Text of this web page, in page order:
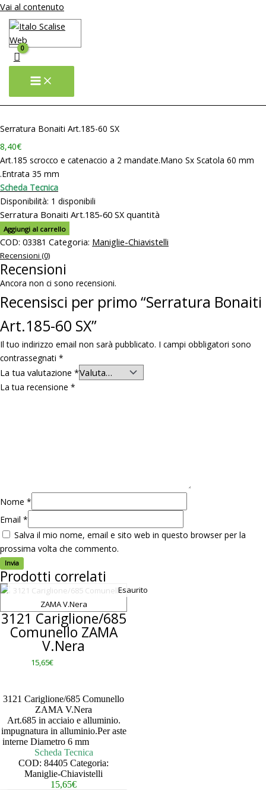
Vai al contenuto
Serratura Bonaiti Art.185-60 SX
8,40€
Art.185 scrocco e catenaccio a 2 mandate.Mano Sx Scatola 60 mm
.Entrata 35 mm
Scheda Tecnica
Disponibilità: 1 disponibili
Serratura Bonaiti Art.185-60 SX quantità
Aggiungi al carrello
COD: 03381 Categoria: Maniglie-Chiavistelli
Recensioni (0)
Recensioni
Ancora non ci sono recensioni.
Recensisci per primo “Serratura Bonaiti
Art.185-60 SX”
Il tuo indirizzo email non sarà pubblicato. I campi obbligatori sono
contrassegnati *
La tua valutazione *
La tua recensione *
Nome *
Email *
Salva il mio nome, email e sito web in questo browser per la
prossima volta che commento.
Prodotti correlati
Esaurito
3121 Cariglione/685
Comunello ZAMA
V.Nera
15,65€
3121 Cariglione/685 Comunello
ZAMA V.Nera
Art.685 in acciaio e alluminio.
impugnatura in alluminio.Per aste
interne Diametro 6 mm
Scheda Tecnica
COD: 84405 Categoria:
Maniglie-Chiavistelli
15,65€